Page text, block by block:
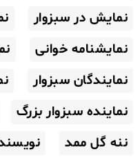
نمایش در سبزوار
نمایشنامه خوانی
نمایندگان سبزوار
نماینده سبزوار بزرگ
ننه گل ممد